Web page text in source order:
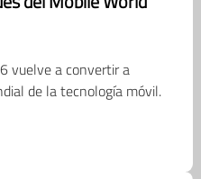
vuelve a convertir a
de la tecnología móvil.